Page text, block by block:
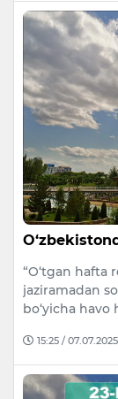
“O‘tgan hafta
jaziramadan
bo‘yicha havo
15:25 / 07.07.2025